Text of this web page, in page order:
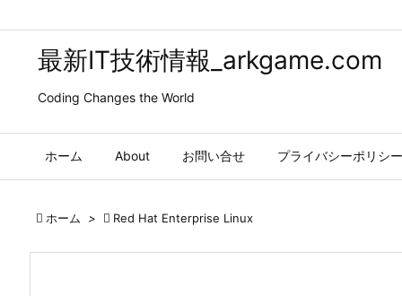
最新IT技術情報_arkgame.com
Coding Changes the World
ホーム About お問い合せ プライバシーポリシー
 ホーム >  Red Hat Enterprise Linux